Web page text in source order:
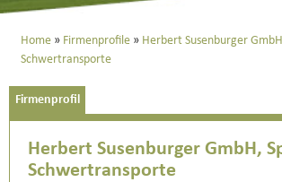
Home Firmenprofile
Herbert Susenburger
Schwertransporte
Firmenprofil
Herbert Susenburger GmbH,
Schwertransporte